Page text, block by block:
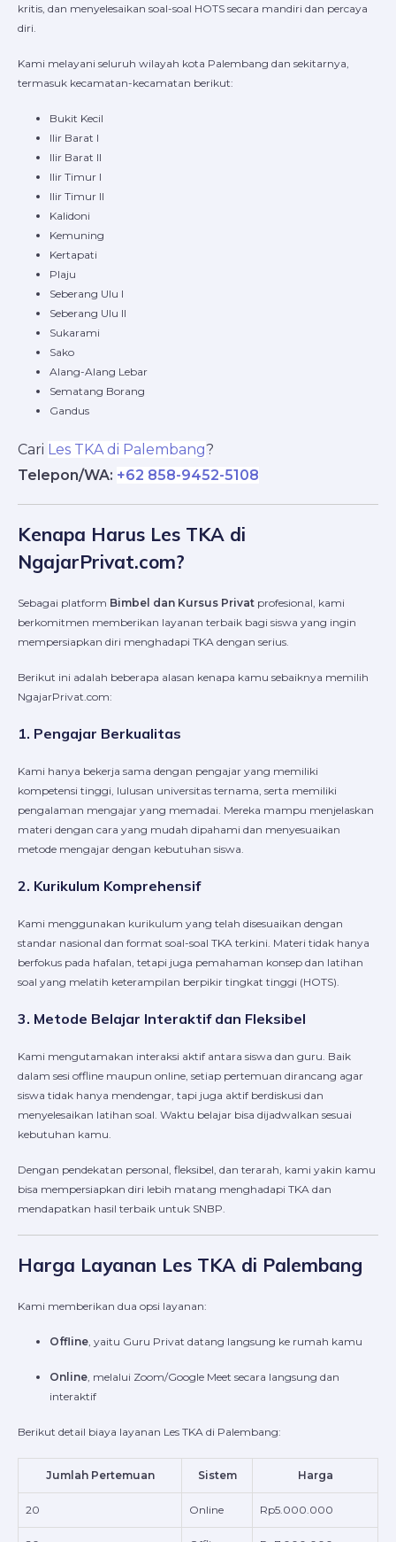
kritis, dan menyelesaikan soal-soal HOTS secara mandiri dan percaya
diri.
Kami melayani seluruh wilayah kota Palembang dan sekitarnya,
termasuk kecamatan-kecamatan berikut:
Bukit Kecil
Ilir Barat I
Ilir Barat II
Ilir Timur I
Ilir Timur II
Kalidoni
Kemuning
Kertapati
Plaju
Seberang Ulu I
Seberang Ulu II
Sukarami
Sako
Alang-Alang Lebar
Sematang Borang
Gandus
Cari Les TKA di Palembang?
Telepon/WA: +62 858-9452-5108
Kenapa Harus Les TKA di
NgajarPrivat.com?
Sebagai platform Bimbel dan Kursus Privat profesional, kami
berkomitmen memberikan layanan terbaik bagi siswa yang ingin
mempersiapkan diri menghadapi TKA dengan serius.
Berikut ini adalah beberapa alasan kenapa kamu sebaiknya memilih
NgajarPrivat.com:
1. Pengajar Berkualitas
Kami hanya bekerja sama dengan pengajar yang memiliki
kompetensi tinggi, lulusan universitas ternama, serta memiliki
pengalaman mengajar yang memadai. Mereka mampu menjelaskan
materi dengan cara yang mudah dipahami dan menyesuaikan
metode mengajar dengan kebutuhan siswa.
2. Kurikulum Komprehensif
Kami menggunakan kurikulum yang telah disesuaikan dengan
standar nasional dan format soal-soal TKA terkini. Materi tidak hanya
berfokus pada hafalan, tetapi juga pemahaman konsep dan latihan
soal yang melatih keterampilan berpikir tingkat tinggi (HOTS).
3. Metode Belajar Interaktif dan Fleksibel
Kami mengutamakan interaksi aktif antara siswa dan guru. Baik
dalam sesi offline maupun online, setiap pertemuan dirancang agar
siswa tidak hanya mendengar, tapi juga aktif berdiskusi dan
menyelesaikan latihan soal. Waktu belajar bisa dijadwalkan sesuai
kebutuhan kamu.
Dengan pendekatan personal, fleksibel, dan terarah, kami yakin kamu
bisa mempersiapkan diri lebih matang menghadapi TKA dan
mendapatkan hasil terbaik untuk SNBP.
Harga Layanan Les TKA di Palembang
Kami memberikan dua opsi layanan:
Offline , yaitu Guru Privat datang langsung ke rumah kamu
Online , melalui Zoom/Google Meet secara langsung dan
interaktif
Berikut detail biaya layanan Les TKA di Palembang:
Jumlah Pertemuan Sistem Harga
20 Online Rp5.000.000